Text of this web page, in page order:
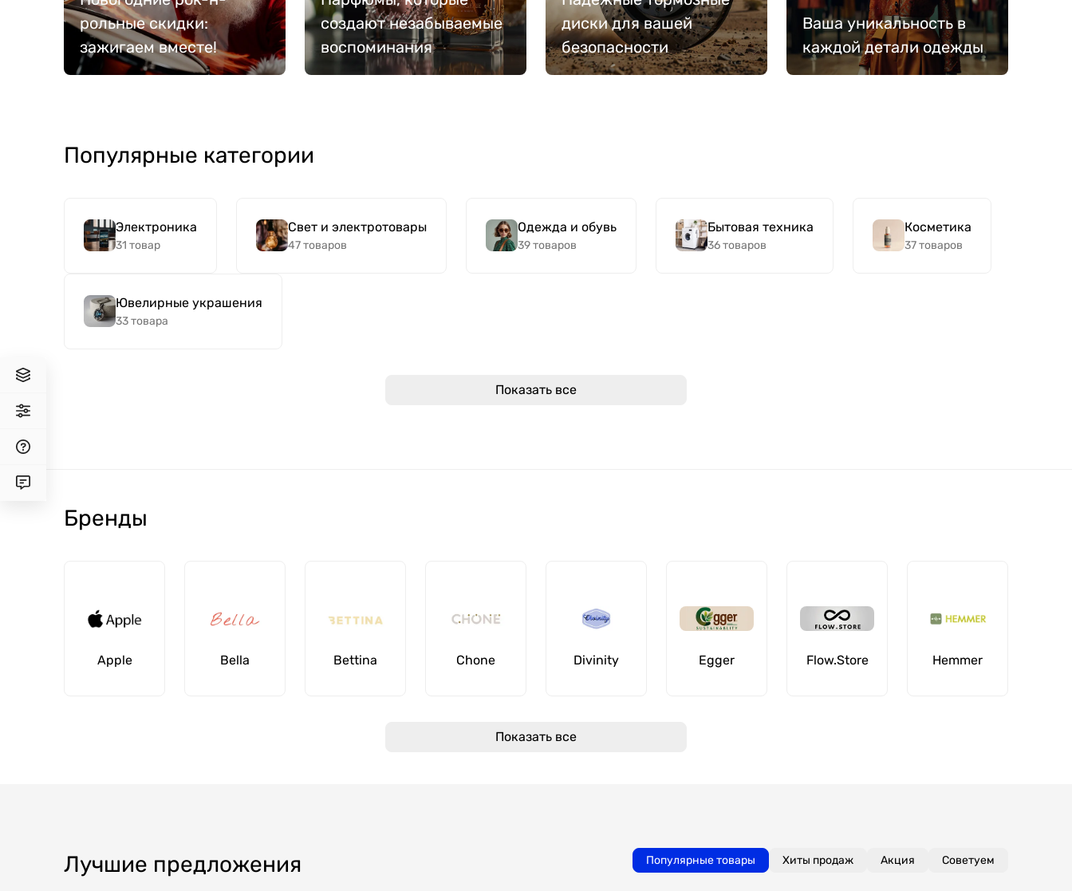
рольные скидки:
зажигаем вместе!
создают незабываемые
воспоминания
диски для вашей
безопасности
Ваша уникальность в
каждой детали одежды
Популярные категории
Электроника
31 товар
Свет и электротовары
47 товаров
Одежда и обувь
39 товаров
Бытовая техника
36 товаров
Косметика
37 товаров
Ювелирные украшения
33 товара
Показать все
Бренды
Apple Bella Bettina Chone Divinity Egger Flow.Store Hemmer
Показать все
Лучшие предложения Популярные товары Хиты продаж Акция Советуем